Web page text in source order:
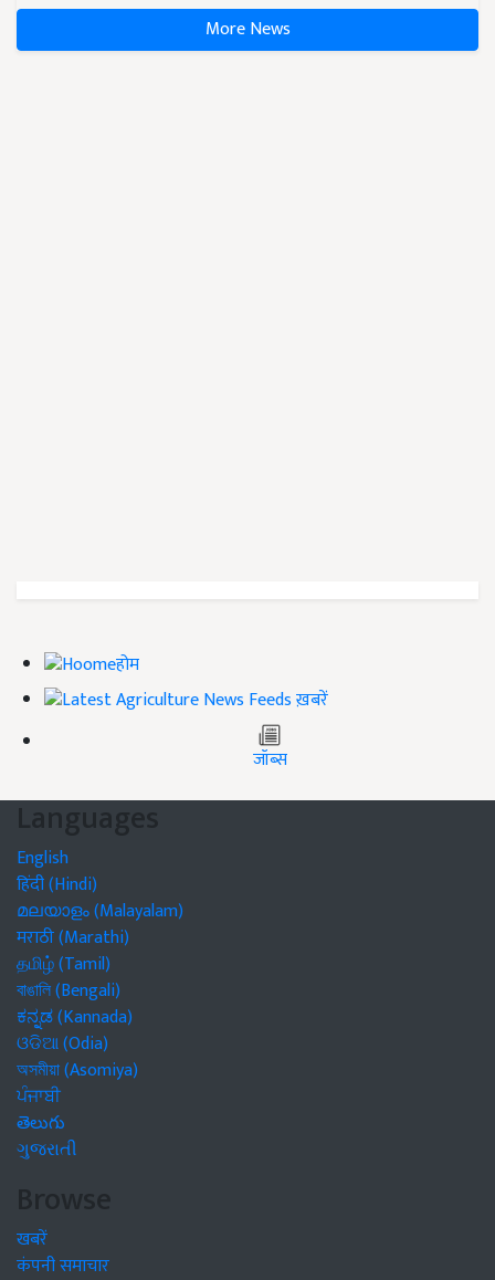
More News
होम
ख़बरें
जॉब्स
Languages
English
हिंदी (Hindi)
മലയാളം (Malayalam)
मराठी (Marathi)
தமிழ் (Tamil)
বাঙালি (Bengali)
ಕನ್ನಡ (Kannada)
ଓଡିଆ (Odia)
অসমীয়া (Asomiya)
ਪੰਜਾਬੀ
తెలుగు
ગુજરાતી
Browse
खबरें
कंपनी समाचार